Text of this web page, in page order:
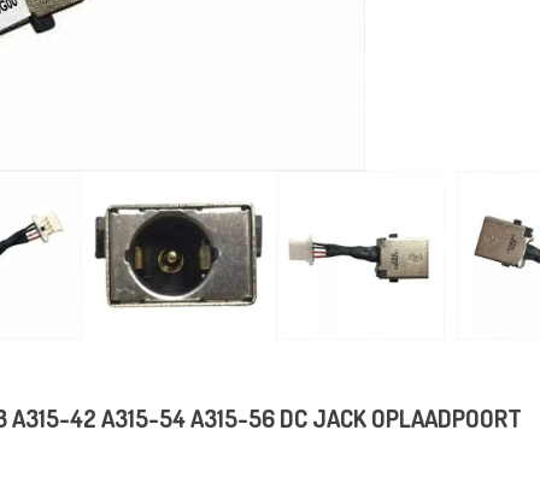
A315-42 A315-54 A315-56 DC JACK OPLAADPOORT